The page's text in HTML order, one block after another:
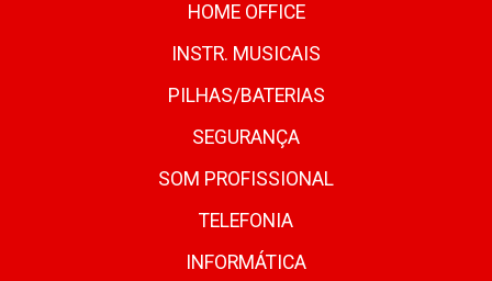
HOME OFFICE
INSTR. MUSICAIS
PILHAS/BATERIAS
SEGURANÇA
SOM PROFISSIONAL
TELEFONIA
INFORMÁTICA